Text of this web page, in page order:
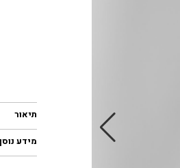
תיאור
מידע